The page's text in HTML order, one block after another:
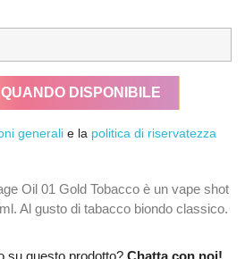
DISPONIBILE
generali e la politica di riservatezza
Oil 01 Gold Tobacco è un vape shot
Al gusto di tabacco biondo classico.
su questo prodotto? Chatta con noi!